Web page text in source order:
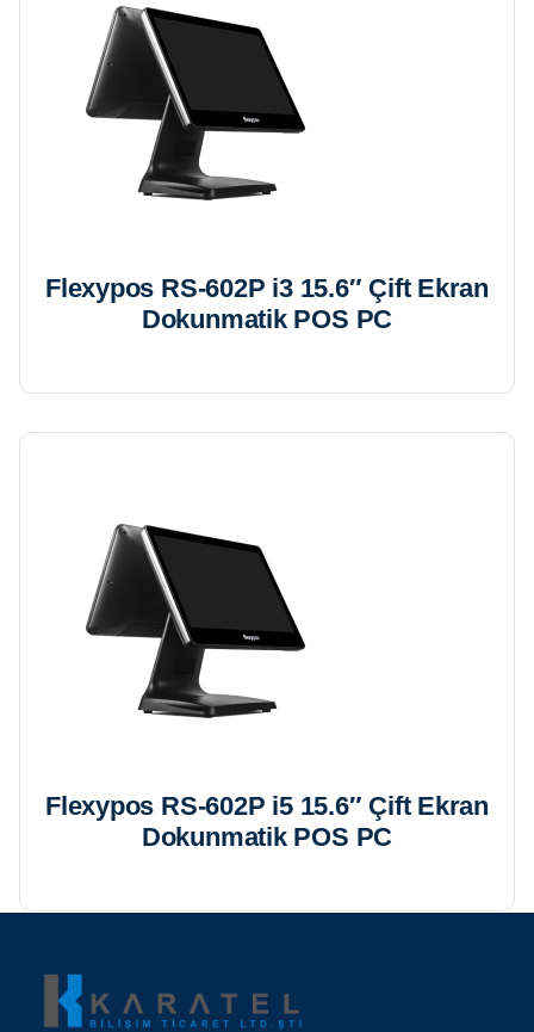
Flexypos RS-602P i3 15.6″ Çift Ekran
Dokunmatik POS PC
Flexypos RS-602P i5 15.6″ Çift Ekran
Dokunmatik POS PC